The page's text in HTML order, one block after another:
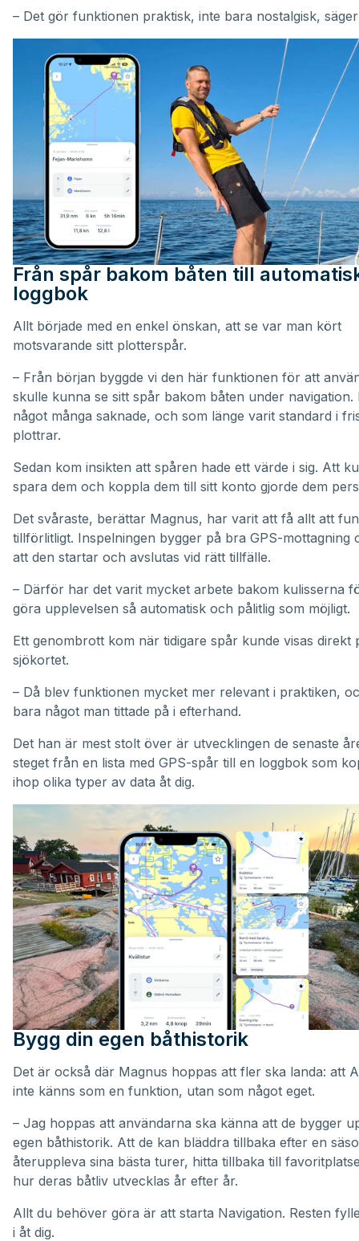
– Det gör funktionen praktisk, inte bara nostalgisk,
Från spår bakom båten till
loggbok
Allt började med en enkel önskan, att se var man kört
motsvarande sitt plotterspår.
– Från början byggde vi den här funktionen för att
skulle kunna se sitt spår bakom båten under navigation.
något många saknade, och som länge varit standard i
plottrar.
Sedan kom insikten att spåren hade ett värde i sig. Att
spara dem och koppla dem till sitt konto gjorde dem
Det svåraste, berättar Magnus, har varit att få allt att
tillförlitligt. Inspelningen bygger på bra GPS-mottagning
att den startar och avslutas vid rätt tillfälle.
– Därför har det varit mycket arbete bakom kulisserna
göra upplevelsen så automatisk och pålitlig som möjligt.
Ett genombrott kom när tidigare spår kunde visas direkt
sjökortet.
– Då blev funktionen mycket mer relevant i praktiken,
bara något man tittade på i efterhand.
Det han är mest stolt över är utvecklingen de senaste
steget från en lista med GPS-spår till en loggbok som
ihop olika typer av data åt dig.
Bygg din egen båthistorik
Det är också där Magnus hoppas att fler ska landa: att
inte känns som en funktion, utan som något eget.
– Jag hoppas att användarna ska känna att de bygger
egen båthistorik. Att de kan bläddra tillbaka efter en
återuppleva sina bästa turer, hitta tillbaka till
hur deras båtliv utvecklas år efter år.
Allt du behöver göra är att starta Navigation. Resten
i åt dig.